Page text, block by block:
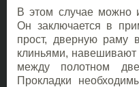
В этом случае можно
Он заключается в
прост, дверную раму
клиньями,
между полотном
Прокладки